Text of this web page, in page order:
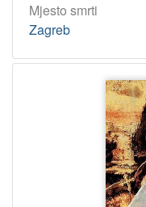
Mjesto smrti
Zagreb